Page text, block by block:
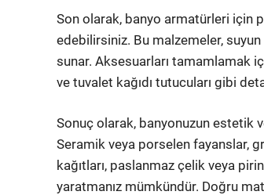
Son olarak, banyo armatürleri için
edebilirsiniz. Bu malzemeler, suyun
sunar. Aksesuarları tamamlamak
ve tuvalet kağıdı tutucuları gibi
Sonuç olarak, banyonuzun estetik
Seramik veya porselen fayanslar,
kağıtları, paslanmaz çelik veya
yaratmanız mümkündür. Doğru